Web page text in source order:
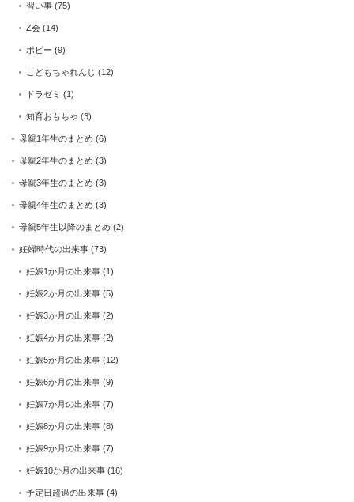
習い事 (75)
Z会 (14)
ポピー (9)
こどもちゃれんじ (12)
ドラゼミ (1)
知育おもちゃ (3)
母親1年生のまとめ (6)
母親2年生のまとめ (3)
母親3年生のまとめ (3)
母親4年生のまとめ (3)
母親5年生以降のまとめ (2)
妊婦時代の出来事 (73)
妊娠1か月の出来事 (1)
妊娠2か月の出来事 (5)
妊娠3か月の出来事 (2)
妊娠4か月の出来事 (2)
妊娠5か月の出来事 (12)
妊娠6か月の出来事 (9)
妊娠7か月の出来事 (7)
妊娠8か月の出来事 (8)
妊娠9か月の出来事 (7)
妊娠10か月の出来事 (16)
予定日超過の出来事 (4)